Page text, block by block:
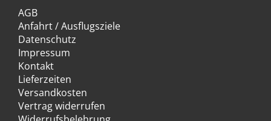
AGB
Anfahrt / Ausflugsziele
Datenschutz
Impressum
Kontakt
Lieferzeiten
Versandkosten
Vertrag widerrufen